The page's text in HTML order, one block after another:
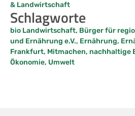
& Landwirtschaft
Schlagworte
bio Landwirtschaft, Bürger für
und Ernährung e.V., Ernährung,
Frankfurt, Mitmachen, nachhaltige
Ökonomie, Umwelt